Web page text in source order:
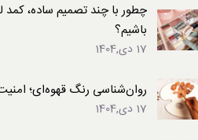
چطور با چند تصمیم ساده،
باشیم؟
17 دی,1404
روان‌شناسی رنگ قهوه‌ای؛
17 دی,1404